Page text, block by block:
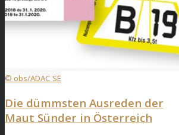
© obs/ADAC SE
Die dümmsten Ausreden der
Maut Sünder in Österreich